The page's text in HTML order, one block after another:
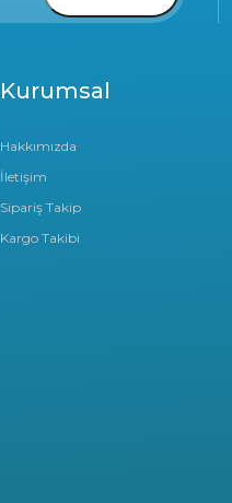
Kurumsal
Hakkımızda
İletişim
Sipariş Takip
Kargo Takibi